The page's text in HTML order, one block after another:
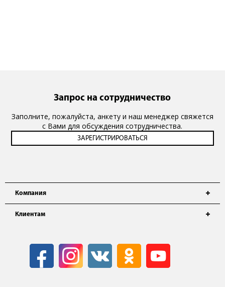
Компания
Клиентам
Запрос на сотрудничество
Заполните, пожалуйста, анкету и наш менеджер свяжется
с Вами для обсуждения сотрудничества.